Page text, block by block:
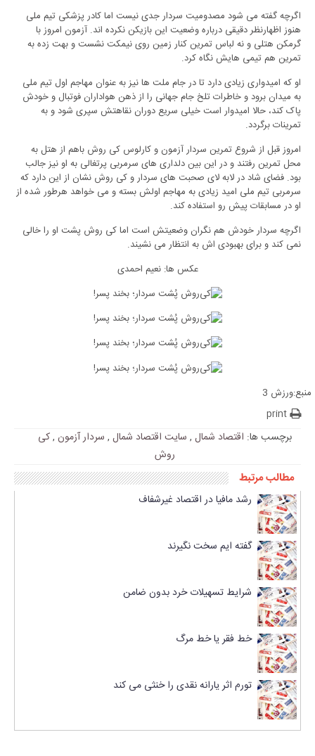
اگرچه گفته می شود مصدومیت سردار جدی نیست اما کادر پزشکی تیم ملی
هنوز اظهارنظر دقیقی درباره وضعیت این بازیکن نکرده اند. آزمون امروز با
گرمکن هتلی و نه لباس تمرین کنار زمین روی نیمکت نشست و بهت زده به
تمرین هم تیمی هایش نگاه کرد.
او که امیدواری زیادی دارد تا در جام ملت ها نیز به عنوان مهاجم اول تیم ملی
به میدان برود و خاطرات تلخ جام جهانی را از ذهن هواداران فوتبال و خودش
پاک کند، حالا امیدوار است خیلی سریع دوران نقاهتش سپری شود و به
تمرینات برگردد.
امروز قبل از شروع تمرین سردار آزمون و کارلوس کی روش باهم از هتل به
محل تمرین رفتند و در این بین دلداری های سرمربی پرتغالی به او نیز جالب
بود. فضای شاد در لابه لای صحبت های سردار و کی روش نشان از این دارد که
سرمربی تیم ملی امید زیادی به مهاجم اولش بسته و می خواهد هرطور شده از
او در مسابقات پیش رو استفاده کند.
اگرچه سردار خودش هم نگران وضعیتش است اما کی روش پشت او را خالی
نمی کند و برای بهبودی اش به انتظار می نشیند.
عکس ها: نعیم احمدی
منبع:ورزش 3
print
برچسب ها: اقتصاد شمال , سایت اقتصاد شمال , سردار آزمون ,کی
روش
مطالب مرتبط
رشد مافیا در اقتصاد غیرشفاف
گفته ایم سخت نگیرند
شرایط تسهیلات خرد بدون ضامن
خط فقر یا خط مرگ
تورم اثر یارانه نقدی را خنثی می کند